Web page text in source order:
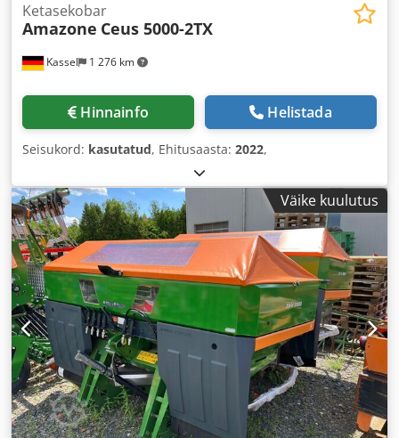
Kassel 1 276 km
Ketasekobar
Amazone Ceus 5000-2TX
Hinnainfo Helistada
Seisukord: kasutatud, Ehitusaasta: 2022,
Väike kuulutus